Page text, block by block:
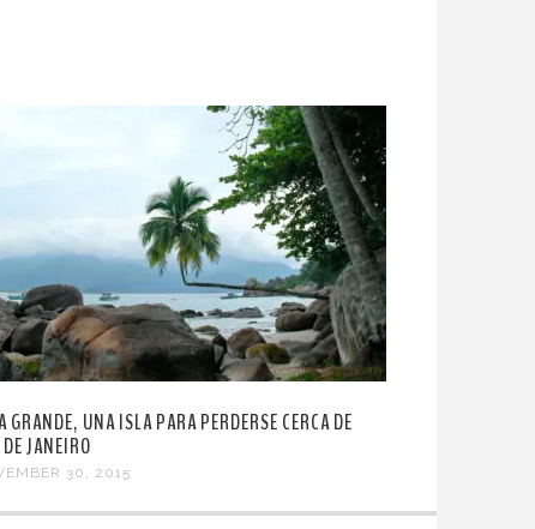
GRANDE, UNA ISLA PARA PERDERSE CERCA DE
JANEIRO
30, 2015